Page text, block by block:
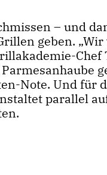
– und
geben.
Note. Und für
parallel